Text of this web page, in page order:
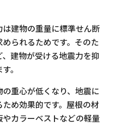
建物の重量に標準せん断
られるためです。そのた
建物が受ける地震力を抑
。
重心が低くなり、地震に
め効果的です。屋根の材
カラーベストなどの軽量